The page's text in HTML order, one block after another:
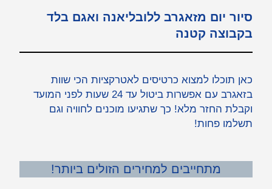
סיור יום מזאגרב ללובליאנה ואגם בלד
בקבוצה קטנה
כאן תוכלו למצוא כרטיסים לאטרקציות הכי שוות
בזאגרב עם אפשרות ביטול עד 24 שעות לפני המועד
וקבלת החזר מלא! כך שתגיעו מוכנים לחוויה וגם
תשלמו פחות!
מתחייבים למחירים הזולים ביותר!